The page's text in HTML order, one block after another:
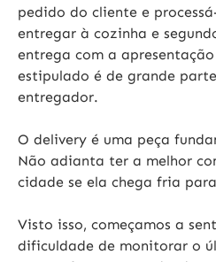
pedido do cliente e
entregar à cozinha e
entrega com a
estipulado é de grande
entregador.
O delivery é uma peça
Não adianta ter a melhor
cidade se ela chega fria
Visto isso, começamos a
dificuldade de monitorar o